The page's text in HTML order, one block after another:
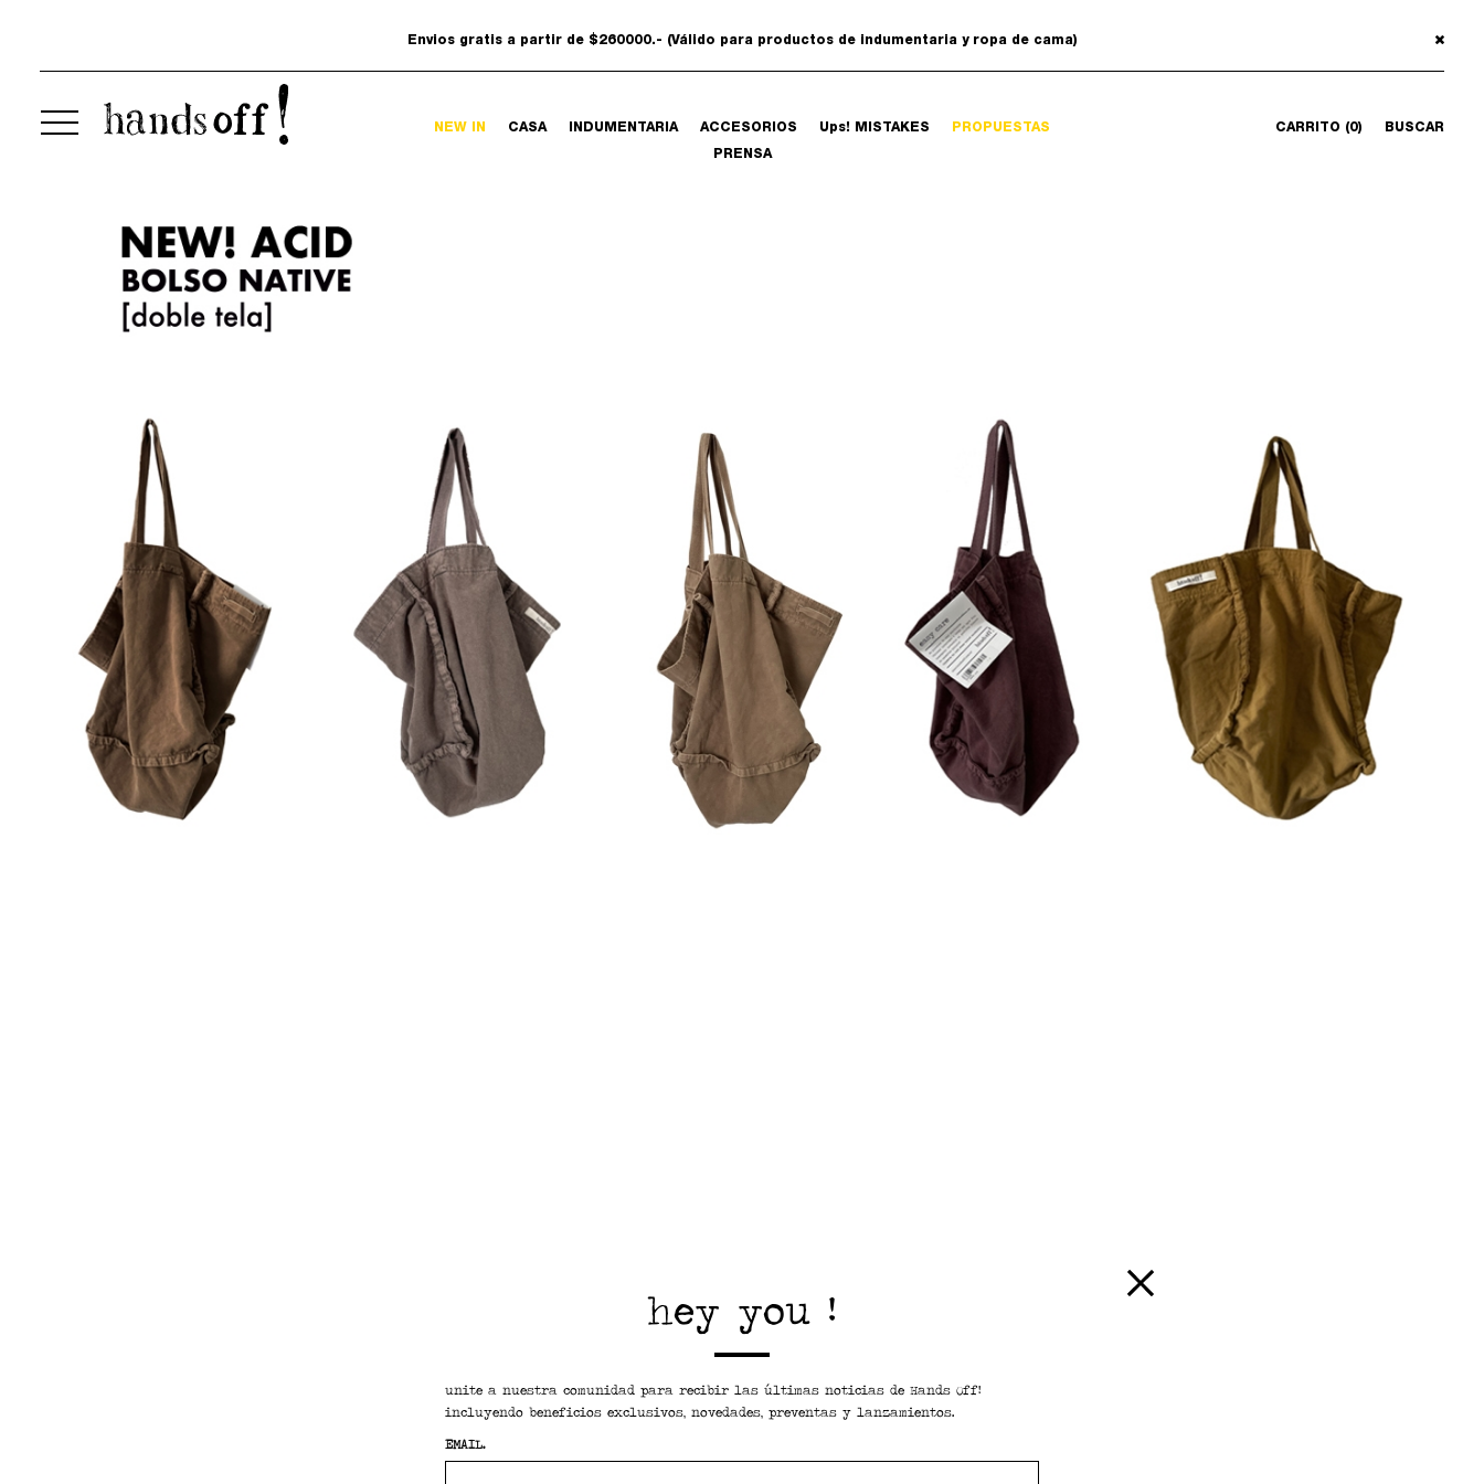
hey you !
unite a nuestra comunidad para recibir las últimas noticias de Hands Off!
incluyendo beneficios exclusivos, novedades, preventas y lanzamientos.
EMAIL.
Envios gratis a partir de $260000.- (Válido para productos de indumentaria y ropa de cama)
NEW IN CASA INDUMENTARIA ACCESORIOS Ups! MISTAKES
PROPUESTAS
PRENSA
CARRITO (0) BUSCAR